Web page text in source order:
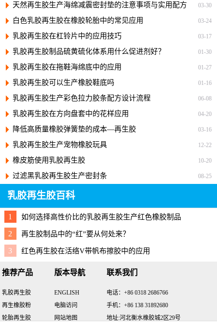
03-30
天然再生胶生产海绵减震密封垫的注意事项与实用配方
03-24
白色乳胶再生胶在橡胶轮胎中的常见应用
03-17
乳胶再生胶在杠铃片中的应用技巧
01-30
乳胶再生胶制品硫黄硫化体系用什么促进剂好？
01-27
乳胶再生胶在拖鞋海绵底中的应用
01-16
乳胶再生胶可以生产橡胶鞋底吗
06-08
乳胶再生胶生产彩色拉力胶条配方设计流程
04-20
乳胶再生胶在方向盘套中的花样应用
03-16
降低高质量橡胶弹簧垫的成本—再生胶
12-22
乳胶再生胶生产宠物橡胶玩具
10-20
橡皮筋使用乳胶再生胶
08-25
过滤黑乳胶再生胶生产密封条
乳胶再生胶百科
1 如何选择高性价比的乳胶再生胶生产红色橡胶制品
2 再生胶制品中的“红”要从何处来？
3 红色再生胶在活络V带帆布擦胶中的应用
推荐产品
乳胶再生胶
再生橡胶粉
轮胎再生胶
版本导航
ENGLISH
电脑访问
网站地图
联系我们
电话：+86 0318 2686766
手机：+86 138 31892680
地址:河北衡水橡胶城2区29号